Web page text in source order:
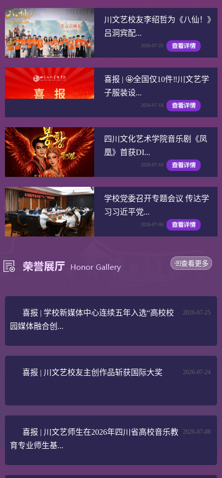
川文艺校友李绍哲为《八仙！》
吕洞宾配...
2026-07-25
喜报 | 🤩全国仅10件‼️川文艺学
子服装设...
2026-07-18
四川文化艺术学院音乐剧《凤
凰》首获DI...
2026-07-10
学校党委召开专题会议 传达学
习习近平党...
2026-07-06
查看更多
2026-07-25
喜报 | 学校新媒体中心连续五年入选“高校校
园媒体融合创...
2026-07-24
喜报 | 川文艺校友主创作品斩获国际大奖
2026-07-08
喜报 | 川文艺师生在2026年四川省高校音乐教
育专业师生基...